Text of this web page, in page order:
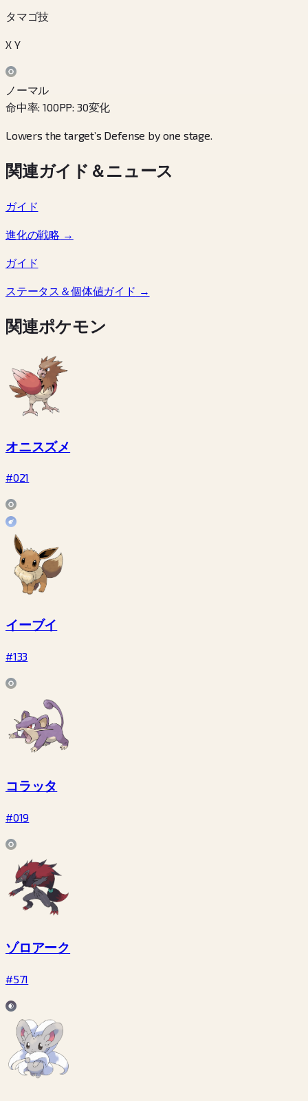
タマゴ技
X Y
ノーマル
命中率:100PP: 30変化
Lowers the target’s Defense by one stage.
関連ガイド＆ニュース
ガイド
進化の戦略 →
ガイド
ステータス＆個体値ガイド →
関連ポケモン
オニスズメ
#021
イーブイ
#133
コラッタ
#019
ゾロアーク
#571